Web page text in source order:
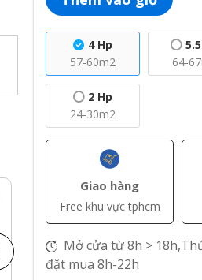
4 Hp
57-60m2
64-
2 Hp
24-30m2
Giao hàng
Free khu vực tphcm
Mở cửa từ 8h >
đặt mua 8h-22h